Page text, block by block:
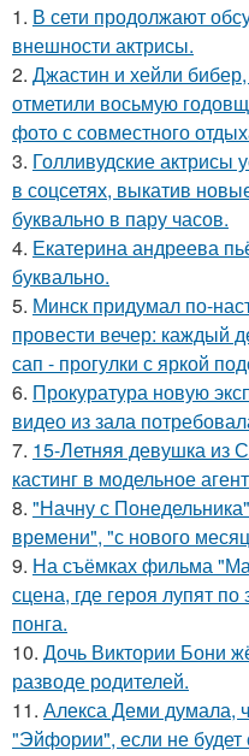
1. В сети продолжают
внешности актрисы.
2. Джастин и хейли
отметили восьмую
фото с совместного
3. Голливудские актрисы
в соцсетях, выкатив
буквально в пару часов.
4. Екатерина андреева
буквально.
5. Минск придумал по-
провести вечер: каждый
сап - прогулки с яркой
6. Прокуратура новую
видео из зала
7. 15-Летняя девушка из
кастинг в модельное
8. "Начну с
времени", "с нового
9. На съёмках фильма
сцена, где героя лупят
понга.
10. Дочь Виктории Бони
разводе родителей.
11. Алекса Деми думала,
"Эйфории", если не